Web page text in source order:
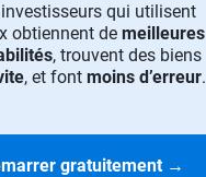
qui utilisent
obtiennent de meilleures
, trouvent des biens
, et font moins d’erreur.
gratuitement →